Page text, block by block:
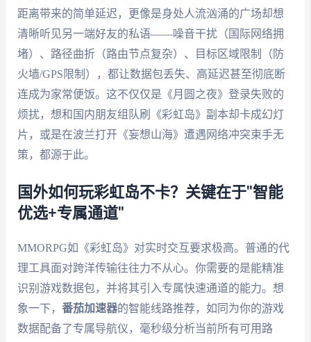
距离带来的简单延迟，更像是身处人流汹涌的广场却想
清晰听见另一端好友的私语——噪音干扰（国际网络拥
堵）、路径曲折（路由节点复杂）、目标区域限制（防
火墙/GPS限制），都让数据包丢失、高延迟甚至彻底断
连成为家常便饭。这不仅仅是《月圆之夜》登录失败的
烦扰，想和国内朋友组队刷《彩虹岛》副本却卡成幻灯
片，或是在波兰打开《妄想山海》遭遇网络冲突束手无
策，都源于此。
国外如何玩彩虹岛不卡？关键在于"智能
优选+专属通道"
MMORPG如《彩虹岛》对实时交互要求极高。普通的代
理工具面对跨洋传输往往力不从心。你需要的是能精准
识别游戏数据包，并将其引入专属快速通道的能力。想
象一下， 番茄加速器的智能线路推荐，如同为你的游戏
数据配备了专属导航仪，毫秒级分析当前所有可用路